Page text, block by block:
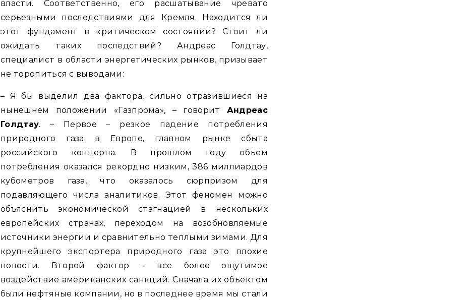
власти. Соответственно, его расшатывание чревато
серьезными последствиями для Кремля. Находится ли
этот фундамент в критическом состоянии? Стоит ли
ожидать таких последствий? Андреас Голдтау,
специалист в области энергетических рынков, призывает
не торопиться с выводами:
– Я бы выделил два фактора, сильно отразившиеся на
нынешнем положении «Газпрома», – говорит Андреас
Голдтау. – Первое – резкое падение потребления
природного газа в Европе, главном рынке сбыта
российского концерна. В прошлом году объем
потребления оказался рекордно низким, 386 миллиардов
кубометров газа, что оказалось сюрпризом для
подавляющего числа аналитиков. Этот феномен можно
объяснить экономической стагнацией в нескольких
европейских странах, переходом на возобновляемые
источники энергии и сравнительно теплыми зимами. Для
крупнейшего экспортера природного газа это плохие
новости. Второй фактор – все более ощутимое
воздействие американских санкций. Сначала их объектом
были нефтяные компании, но в последнее время мы стали